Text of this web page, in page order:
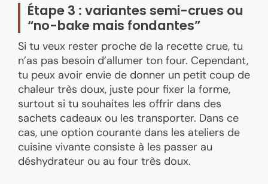
Étape 3 : variantes semi-crues ou
“no-bake mais fondantes”
Si tu veux rester proche de la recette crue, tu
n’as pas besoin d’allumer ton four. Cependant,
tu peux avoir envie de donner un petit coup de
chaleur très doux, juste pour fixer la forme,
surtout si tu souhaites les offrir dans des
sachets cadeaux ou les transporter. Dans ce
cas, une option courante dans les ateliers de
cuisine vivante consiste à les passer au
déshydrateur ou au four très doux.